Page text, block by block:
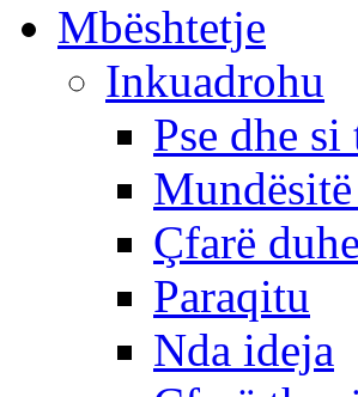
Mbështetje
Inkuadrohu
Pse dhe
Çfarë
Paraqitu
Nda ideja